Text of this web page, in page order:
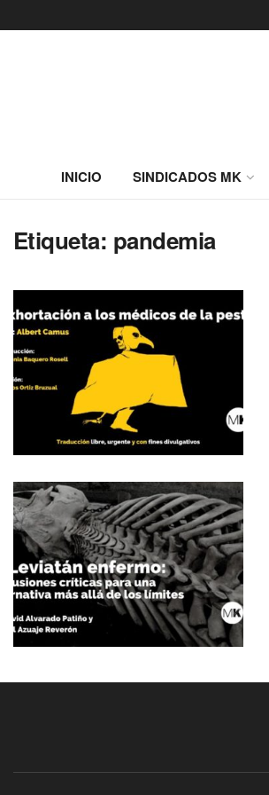
INICIO SINDICADOS MK
Etiqueta: pandemia